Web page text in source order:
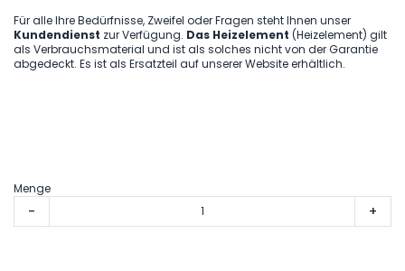
Für alle Ihre Bedürfnisse, Zweifel oder Fragen steht Ihnen unser
Kundendienst zur Verfügung. Das Heizelement (Heizelement) gilt
als Verbrauchsmaterial und ist als solches nicht von der Garantie
abgedeckt. Es ist als Ersatzteil auf unserer Website erhältlich.
Menge
- +